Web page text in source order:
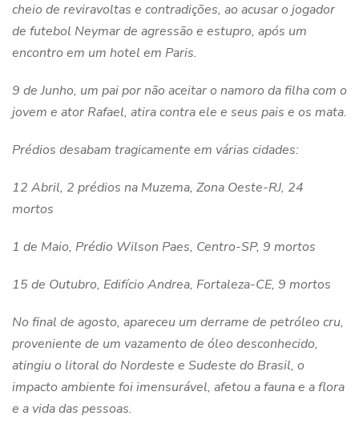
cheio de reviravoltas e contradições, ao acusar o jogador
de futebol Neymar de agressão e estupro, após um
encontro em um hotel em Paris.
9 de Junho, um pai por não aceitar o namoro da filha com o
jovem e ator Rafael, atira contra ele e seus pais e os mata.
Prédios desabam tragicamente em várias cidades:
12 Abril, 2 prédios na Muzema, Zona Oeste-RJ, 24
mortos
1 de Maio, Prédio Wilson Paes, Centro-SP, 9 mortos
15 de Outubro, Edifício Andrea, Fortaleza-CE, 9 mortos
No final de agosto, apareceu um derrame de petróleo cru,
proveniente de um vazamento de óleo desconhecido,
atingiu o litoral do Nordeste e Sudeste do Brasil, o
impacto ambiente foi imensurável, afetou a fauna e a flora
e a vida das pessoas.